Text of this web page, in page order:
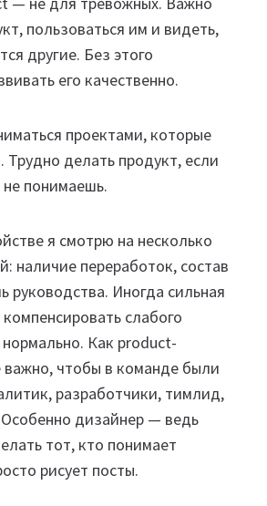
пользоваться им и видеть,
другие. Без этого
его качественно.
проектами, которые
Трудно делать продукт, если
не понимаешь.
я смотрю на несколько
наличие переработок, состав
руководства. Иногда сильная
слабого
Как product-
чтобы в команде были
разработчики, тимлид,
дизайнер — ведь
тот, кто понимает
рисует посты.